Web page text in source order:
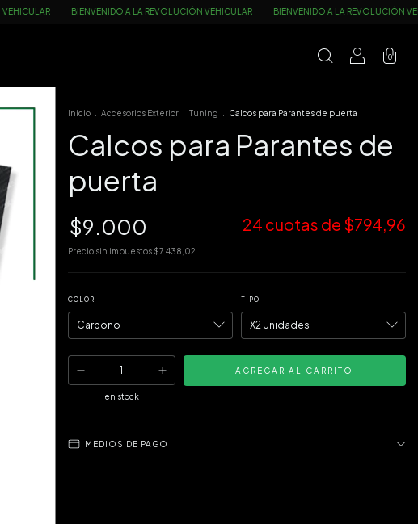
A LA REVOLUCIÓN VEHICULAR BIENVENIDO A LA REVOLUCIÓN VEHICULAR
0
Inicio Accesorios Exterior Tuning Calcos para Parantes de puerta
Calcos para Parantes de
puerta
$9.000 24 cuotas de $794,96
Precio sin impuestos $7.438,02
COLOR TIPO
en stock
MEDIOS DE PAGO